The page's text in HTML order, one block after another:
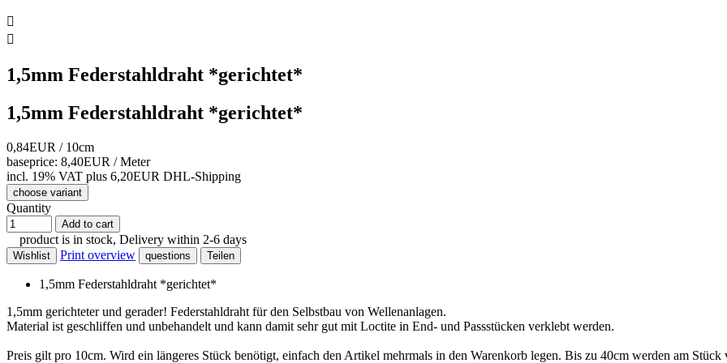


1,5mm Federstahldraht *gerichtet*
1,5mm Federstahldraht *gerichtet*
0,84EUR / 10cm
baseprice: 8,40EUR /Meter
incl. 19% VAT plus 6,20EUR DHL-Shipping
choose variant
Quantity
Add to cart
product is in stock, Delivery within 2-6 days
Wishlist Print overview questions Teilen
1,5mm Federstahldraht *gerichtet*
1,5mm gerichteter und gerader! Federstahldraht für den Selbstbau von Wellenanlagen.
Material ist geschliffen und unbehandelt und kann damit sehr gut mit Loctite in End- und Passstücken verklebt werden.
Preis gilt pro 10cm. Wird ein längeres Stück benötigt, einfach den Artikel mehrmals in den Warenkorb legen. Bis zu 40cm werden am Stück